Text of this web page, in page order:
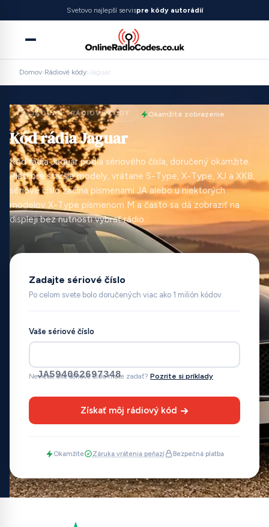
Svetovo najlepší servispre kódy autorádií
Domov›Rádiové kódy›Jaguar
JAGUAR · RÁDIOVÉ KÓDY Okamžité zobrazenie
Kód rádia Jaguar
Kód rádia Jaguar podľa sériového čísla, doručený okamžite.
Platí pre staršie modely, vrátane S-Type, X-Type, XJ a XK8;
sériové číslo začína písmenami JA alebo u niektorých
modelov X-Type písmenom M a často sa dá zobraziť na
displeji bez nutnosti vybrať rádio.
Zadajte sériové číslo
Po celom svete bolo doručených viac ako 1 milión kódov.
Vaše sériové číslo
JA594062697348
Neviete, aké sériové číslo máte zadať? Pozrite si príklady
Získať môj rádiový kód
Okamžite Záruka vrátenia peňazí Bezpečná platba